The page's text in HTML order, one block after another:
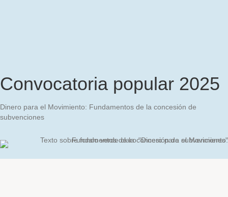
Convocatoria popular 2025
Dinero para el Movimiento: Fundamentos de la concesión de
subvenciones